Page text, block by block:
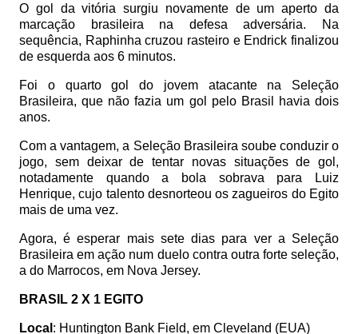
O gol da vitória surgiu novamente de um aperto da
marcação brasileira na defesa adversária. Na
sequência, Raphinha cruzou rasteiro e Endrick finalizou
de esquerda aos 6 minutos.
Foi o quarto gol do jovem atacante na Seleção
Brasileira, que não fazia um gol pelo Brasil havia dois
anos.
Com a vantagem, a Seleção Brasileira soube conduzir o
jogo, sem deixar de tentar novas situações de gol,
notadamente quando a bola sobrava para Luiz
Henrique, cujo talento desnorteou os zagueiros do Egito
mais de uma vez.
Agora, é esperar mais sete dias para ver a Seleção
Brasileira em ação num duelo contra outra forte seleção,
a do Marrocos, em Nova Jersey.
BRASIL 2 X 1 EGITO
Local : Huntington Bank Field, em Cleveland (EUA)